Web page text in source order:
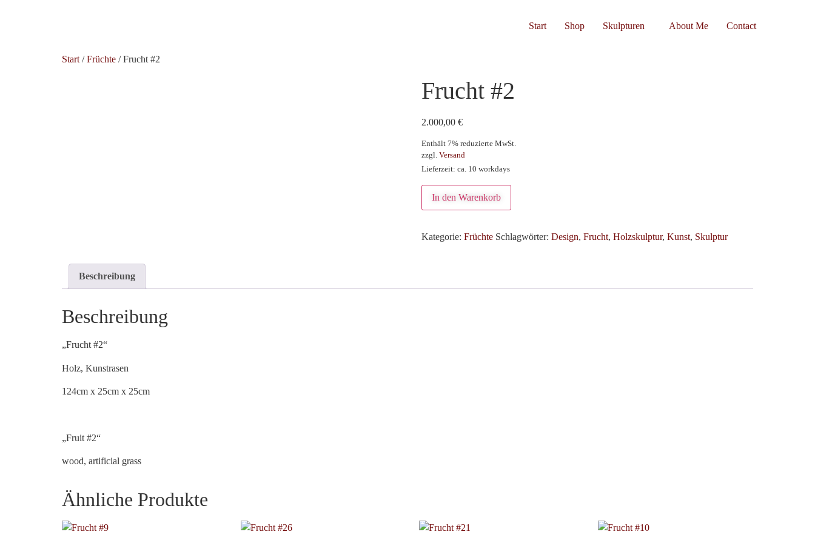
Start Shop Skulpturen About Me Contact
Start /Früchte / Frucht #2
Frucht #2
2.000,00 €
Enthält 7% reduzierte MwSt.
zzgl. Versand
Lieferzeit: ca. 10 workdays
In den Warenkorb
Kategorie: Früchte Schlagwörter: Design, Frucht, Holzskulptur, Kunst, Skulptur
Beschreibung
Beschreibung
„Frucht #2“
Holz, Kunstrasen
124cm x 25cm x 25cm
„Fruit #2“
wood, artificial grass
Ähnliche Produkte